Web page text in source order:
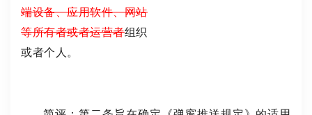
端设备、应用软件、网站
等所有者或者运营者组织
或者个人。